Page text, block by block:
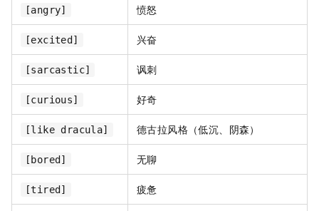
[angry] 愤怒
[excited] 兴奋
[sarcastic] 讽刺
[curious] 好奇
[like dracula] 德古拉风格（低沉、阴森）
[bored] 无聊
[tired] 疲惫